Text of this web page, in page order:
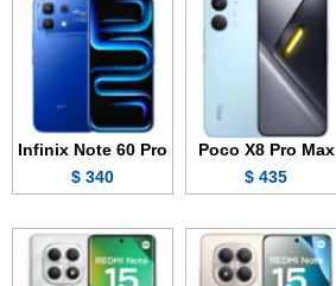
Poco X8 Pro Max
435 $
Infinix Note 60 Pro
340 $